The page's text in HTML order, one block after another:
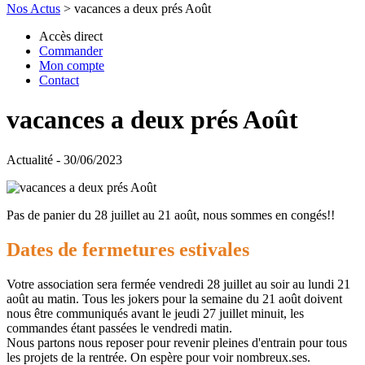
Nos Actus > vacances a deux prés Août
Accès direct
Commander
Mon compte
Contact
vacances a deux prés Août
Actualité - 30/06/2023
Pas de panier du 28 juillet au 21 août, nous sommes en congés!!
Dates de fermetures estivales
Votre association sera fermée vendredi 28 juillet au soir au lundi 21
août au matin. Tous les jokers pour la semaine du 21 août doivent
nous être communiqués avant le jeudi 27 juillet minuit, les
commandes étant passées le vendredi matin.
Nous partons nous reposer pour revenir pleines d'entrain pour tous
les projets de la rentrée. On espère pour voir nombreux.ses.